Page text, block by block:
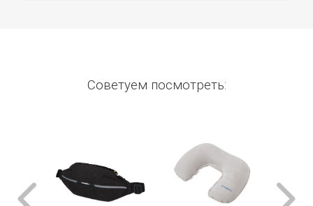
Советуем посмотреть: